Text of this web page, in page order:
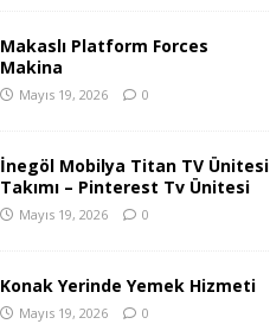
Makaslı Platform Forces
Makina
Mayıs 19, 2026 0
İnegöl Mobilya Titan TV Ünitesi
Takımı – Pinterest Tv Ünitesi
Mayıs 19, 2026 0
Konak Yerinde Yemek Hizmeti
Mayıs 19, 2026 0